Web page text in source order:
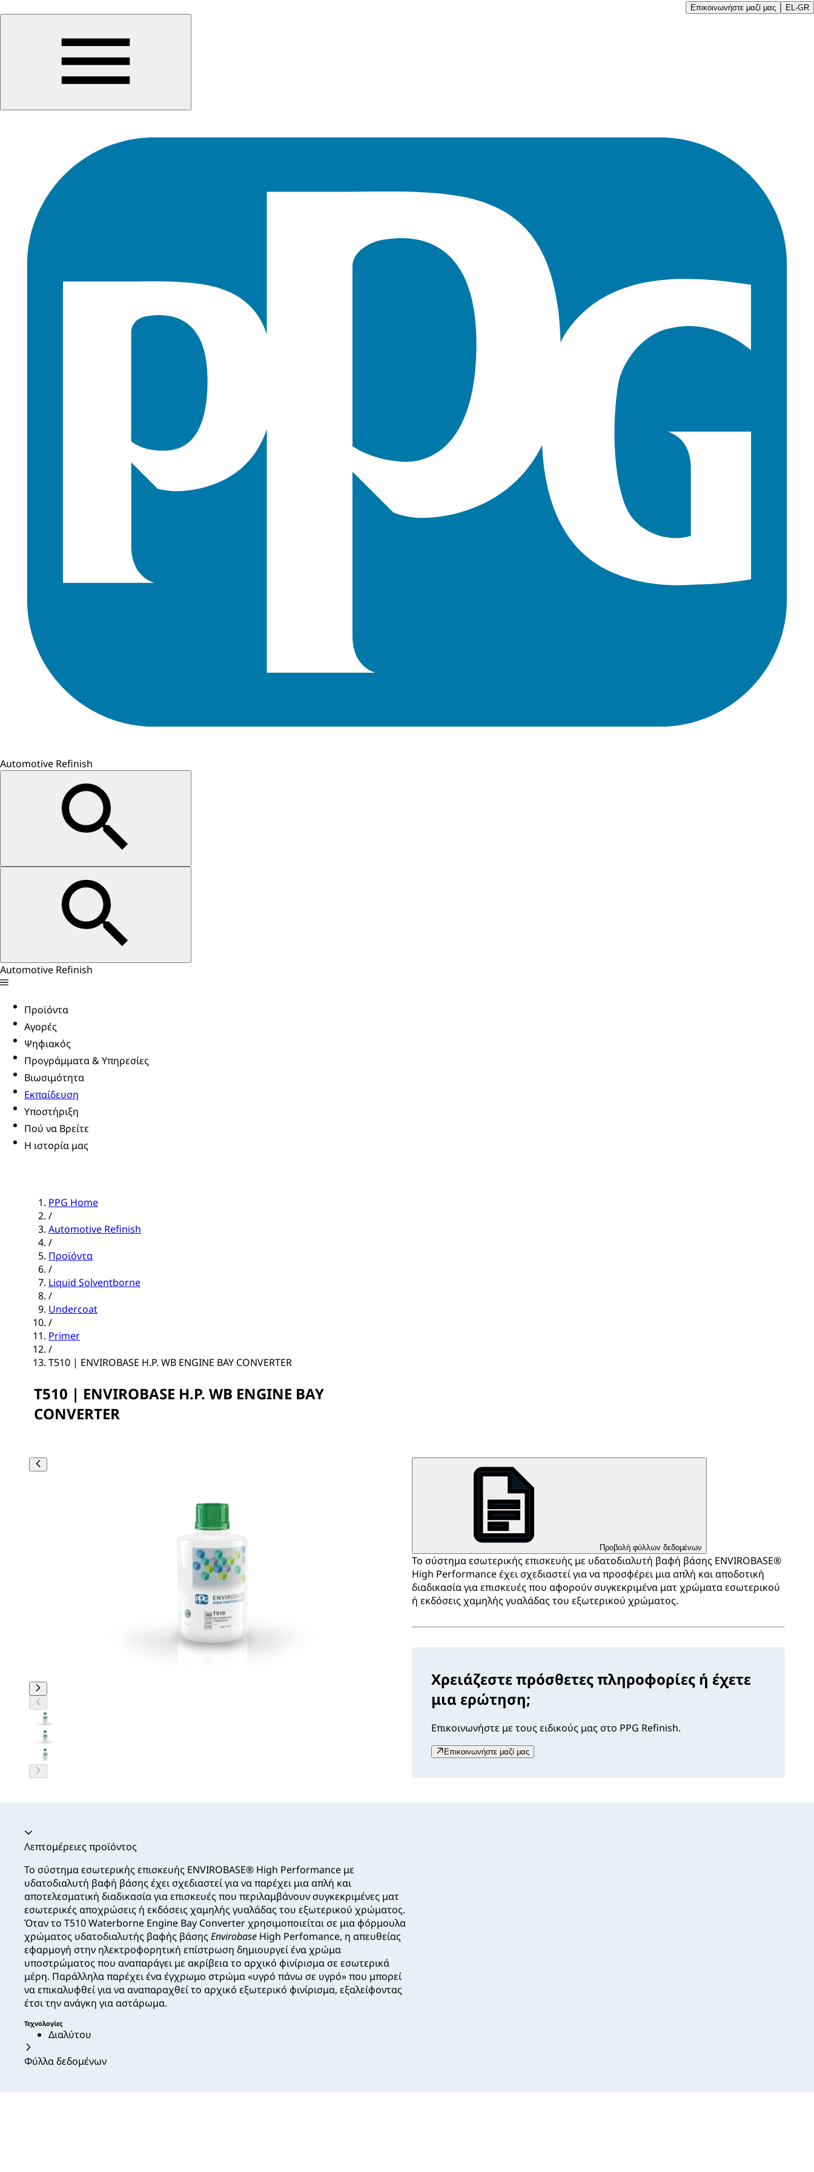
Επικοινωνήστε μαζί μας EL-GR
Automotive Refinish
Automotive Refinish
Προϊόντα
Αγορές
Ψηφιακός
Προγράμματα & Υπηρεσίες
Βιωσιμότητα
Εκπαίδευση
Υποστήριξη
Πού να Βρείτε
Η ιστορία μας
PPG Home
/
Automotive Refinish
/
Προϊόντα
/
Liquid Solventborne
/
Undercoat
/
Primer
/
T510 | ENVIROBASE H.P. WB ENGINE BAY CONVERTER
T510 | ENVIROBASE H.P. WB ENGINE BAY
CONVERTER
Προβολή φύλλων δεδομένων
Το σύστημα εσωτερικής επισκευής με υδατοδιαλυτή βαφή βάσης ENVIROBASE®
High Performance έχει σχεδιαστεί για να προσφέρει μια απλή και αποδοτική
διαδικασία για επισκευές που αφορούν συγκεκριμένα ματ χρώματα εσωτερικού
ή εκδόσεις χαμηλής γυαλάδας του εξωτερικού χρώματος.
Χρειάζεστε πρόσθετες πληροφορίες ή έχετε
μια ερώτηση;
Επικοινωνήστε με τους ειδικούς μας στο PPG Refinish.
Επικοινωνήστε μαζί μας
Ακορντεόν καταρρεύσει
Λεπτομέρειες προϊόντος
Το σύστημα εσωτερικής επισκευής ENVIROBASE® High Performance με
υδατοδιαλυτή βαφή βάσης έχει σχεδιαστεί για να παρέχει μια απλή και
αποτελεσματική διαδικασία για επισκευές που περιλαμβάνουν συγκεκριμένες ματ
εσωτερικές αποχρώσεις ή εκδόσεις χαμηλής γυαλάδας του εξωτερικού χρώματος.
Όταν το T510 Waterborne Engine Bay Converter χρησιμοποιείται σε μια φόρμουλα
χρώματος υδατοδιαλυτής βαφής βάσης Envirobase High Perfomance, η απευθείας
εφαρμογή στην ηλεκτροφορητική επίστρωση δημιουργεί ένα χρώμα
υποστρώματος που αναπαράγει με ακρίβεια το αρχικό φινίρισμα σε εσωτερικά
μέρη. Παράλληλα παρέχει ένα έγχρωμο στρώμα «υγρό πάνω σε υγρό» που μπορεί
να επικαλυφθεί για να αναπαραχθεί το αρχικό εξωτερικό φινίρισμα, εξαλείφοντας
έτσι την ανάγκη για αστάρωμα.
Τεχνολογίες
Διαλύτου
Φύλλα δεδομένων